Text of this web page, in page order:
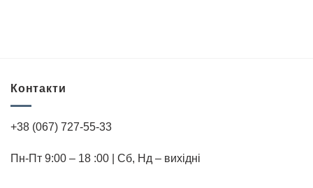
Контакти
+38 (067) 727-55-33
Пн-Пт 9:00 – 18 :00 | Cб, Нд – вихідні